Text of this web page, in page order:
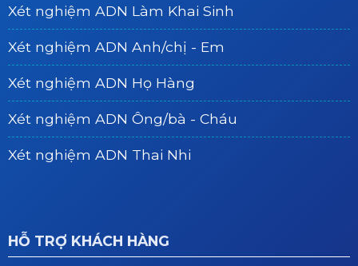
Xét nghiệm ADN Làm Khai Sinh
Xét nghiệm ADN Anh/chị - Em
Xét nghiệm ADN Họ Hàng
Xét nghiệm ADN Ông/bà - Cháu
Xét nghiệm ADN Thai Nhi
HỖ TRỢ KHÁCH HÀNG